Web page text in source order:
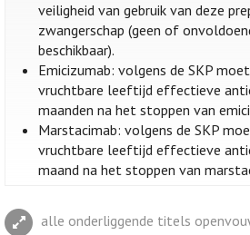
veiligheid van gebruik van deze
zwangerschap (geen of
beschikbaar).
Emicizumab: volgens de SKP
vruchtbare leeftijd effectieve
maanden na het stoppen van
Marstacimab: volgens de SKP
vruchtbare leeftijd effectieve
maand na het stoppen van
alle onderliggende titels